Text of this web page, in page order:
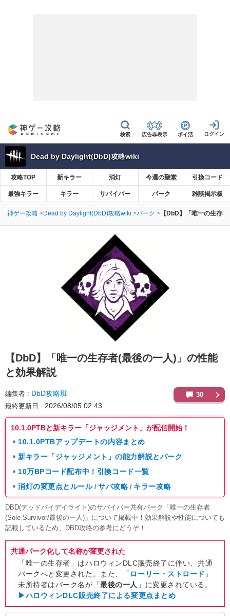
広告非表示 ポイ活
Dead by Daylight(DbD)攻略wiki
攻略TOP 新キラー 消灯 今週の聖堂 引換コード
最強キラー キラー サバイバー パーク 雑談掲示板
神ゲー攻略 Dead by Daylight(DbD)攻略wiki パーク 【DbD】「唯一の生存
【DbD】
「唯一の生存者(最後の一人)」の性能
と効果解説
編集者 DbD攻略班
最終更新日 2026/08/05 02:43
30
10.1.0PTBと新キラー「ジャッジメント」が配信開始！
10.1.0PTBアップデートの内容まとめ
新キラー「ジャッジメント」の能力解説とパーク
10万BPコード配布中！引換コード一覧
消灯の変更点とルール / サバ攻略 / キラー攻略
DBD(デッドバイデイライト)のサバイバー共有パーク「唯一の生存者
(Sole Survivor/最後の一人)」について掲載中！効果解説や性能についても
記載しているため、DBD攻略の参考にどうぞ！
共通パーク化して名称が変更された
「唯一の生存者」はハロウィンDLC販売終了に伴い、共通
パークへと変更された。また、「 ローリー・ストロード 」
未所持者はパーク名が「最後の一人 」に変更されている。
▶ハロウィンDLC販売終了による変更点まとめ